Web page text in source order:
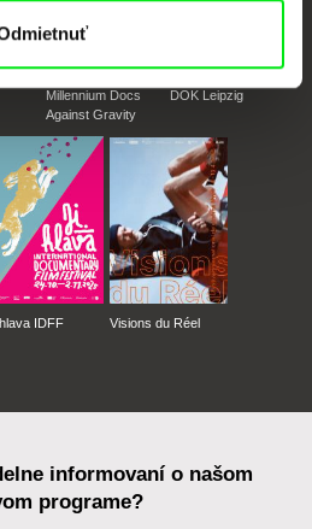
Millennium Docs
Against Gravity
DOK Leipzig
IDFF Visions du Réel
informovaní o našom
programe?